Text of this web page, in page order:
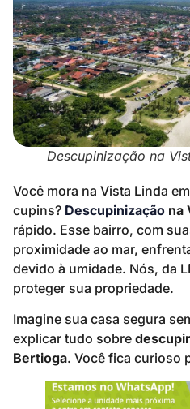
Descupinização na
Você mora na Vista Linda
cupins? Descupinização na
rápido. Esse bairro, com
proximidade ao mar,
devido à umidade. Nós, da
proteger sua propriedade.
Imagine sua casa segura
explicar tudo sobre
Bertioga. Você fica curioso